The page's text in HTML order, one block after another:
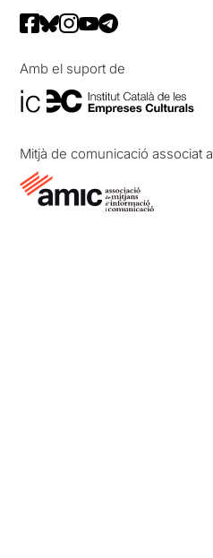
Amb el suport de
Mitjà de comunicació associat a